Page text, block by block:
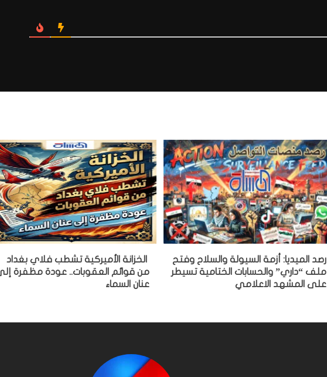
رصد الميديا: أزمة السيولة والسلاح وفتح
ملف “داري” والحسابات الختامية تسيطر
على المشهد الاعلامي
الخزانة الأميركية تشطب فلاي بغداد
من قوائم العقوبات.. عودة مظفرة
عنان السماء